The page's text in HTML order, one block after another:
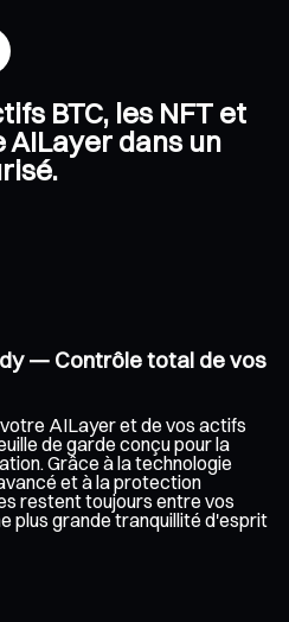
BTC, les NFT et
dans un
— Contrôle total de vos
AILayer et de vos actifs
de garde conçu pour la
Grâce à la technologie
et à la protection
restent toujours entre vos
plus grande tranquillité d'esprit